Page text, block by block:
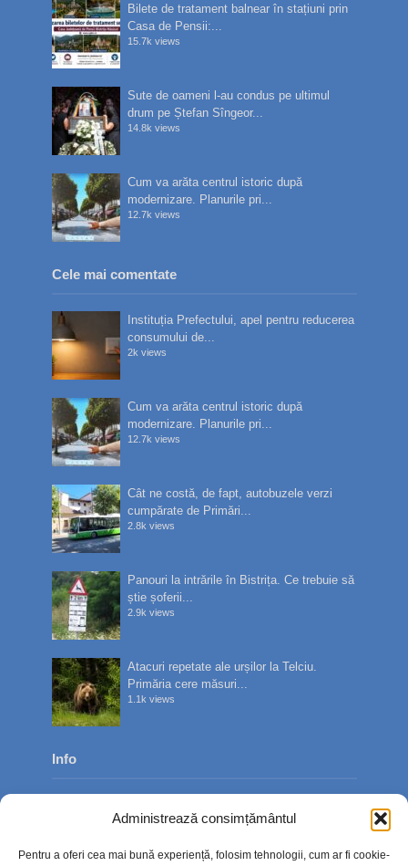
Administrează consimțământul
Pentru a oferi cea mai bună experiență, folosim tehnologii, cum ar fi cookie-
Bilete de tratament balnear în stațiuni prin
Casa de Pensii:...
15.7k views
Sute de oameni l-au condus pe ultimul
drum pe Ștefan Sîngeor...
14.8k views
Cum va arăta centrul istoric după
modernizare. Planurile pri...
12.7k views
Cele mai comentate
Instituția Prefectului, apel pentru reducerea
consumului de...
2k views
Cum va arăta centrul istoric după
modernizare. Planurile pri...
12.7k views
Cât ne costă, de fapt, autobuzele verzi
cumpărate de Primări...
2.8k views
Panouri la intrările în Bistrița. Ce trebuie să
știe șoferii...
2.9k views
Atacuri repetate ale urșilor la Telciu.
Primăria cere măsuri...
1.1k views
Info